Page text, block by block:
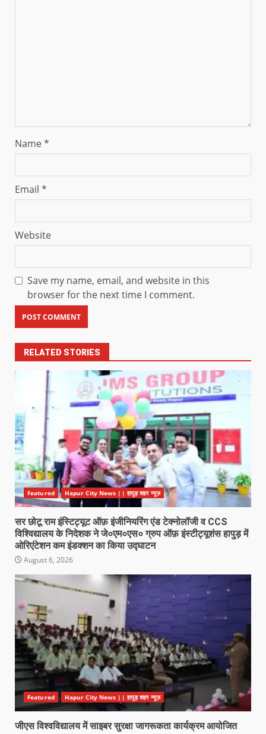
Name*
Email *
Website
Save my name, email, and website in this
browser for the next time I comment.
RELATED STORIES
Featured Hapur City News || हापुड़ शहर न्यूज़
सर छोटू राम इंस्टिट्यूट ऑफ़ इंजीनियरिंग एंड टेक्नोलॉजी व CCS
विश्विद्यालय के निदेशक ने जे०एम०एस० ग्रुप ऑफ़ इंस्टीट्यूशंस हापुड़ में
ओरिएंटेशन कम इंडक्शन का किया उद्घाटन
August 6, 2026
Featured Hapur City News || हापुड़ शहर न्यूज़
जीएस विश्वविद्यालय में साइबर सुरक्षा जागरूकता कार्यक्रम आयोजित